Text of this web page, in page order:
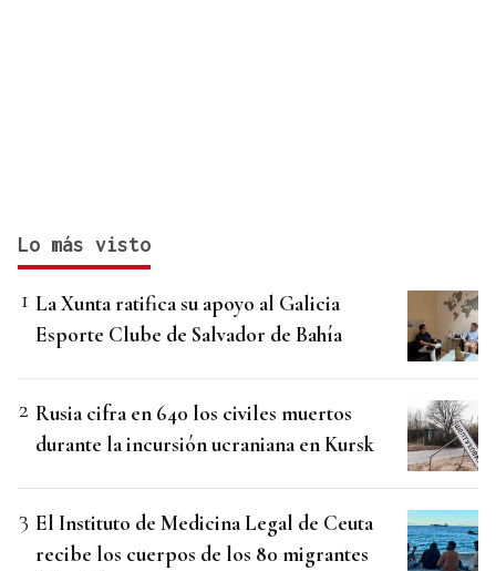
Lo más visto
La Xunta ratifica su apoyo al Galicia
Esporte Clube de Salvador de Bahía
Rusia cifra en 640 los civiles muertos
durante la incursión ucraniana en Kursk
El Instituto de Medicina Legal de Ceuta
recibe los cuerpos de los 80 migrantes